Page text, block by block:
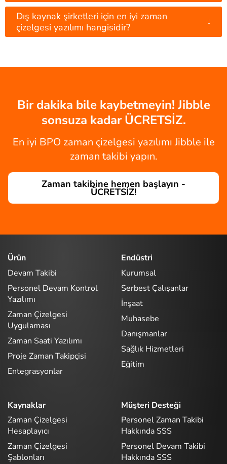
Dış kaynak şirketleri için en iyi zaman
çizelgesi yazılımı hangisidir?
↓
Bir dakika bile kaybetmeyin! Jibble
sonsuza kadar ÜCRETSİZ.
En iyi BPO zaman çizelgesi yazılımı Jibble ile
zaman takibi yapın.
Zaman takibine hemen başlayın -
ÜCRETSİZ!
Ürün
Devam Takibi
Personel Devam Kontrol
Yazılımı
Zaman Çizelgesi
Uygulaması
Zaman Saati Yazılımı
Proje Zaman Takipçisi
Entegrasyonlar
Endüstri
Kurumsal
Serbest Çalışanlar
İnşaat
Muhasebe
Danışmanlar
Sağlık Hizmetleri
Eğitim
Kaynaklar
Zaman Çizelgesi
Hesaplayıcı
Zaman Çizelgesi
Şablonları
Müşteri Desteği
Personel Zaman Takibi
Hakkında SSS
Personel Devam Takibi
Hakkında SSS